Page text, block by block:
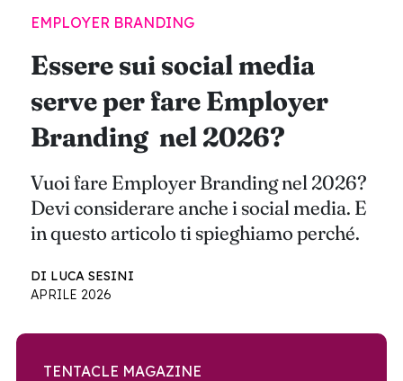
EMPLOYER BRANDING
Essere sui social media
serve per fare Employer
Branding nel 2026?
Vuoi fare Employer Branding nel 2026?
Devi considerare anche i social media. E
in questo articolo ti spieghiamo perché.
DI LUCA SESINI
APRILE 2026
TENTACLE MAGAZINE